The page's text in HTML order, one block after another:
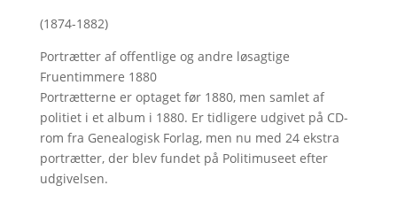
(1874-1882)
Portrætter af offentlige og andre løsagtige
Fruentimmere 1880
Portrætterne er optaget før 1880, men samlet af
politiet i et album i 1880. Er tidligere udgivet på CD-
rom fra Genealogisk Forlag, men nu med 24 ekstra
portrætter, der blev fundet på Politimuseet efter
udgivelsen.